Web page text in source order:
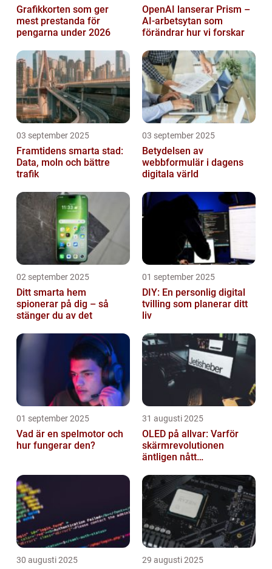
Grafikkorten som ger
mest prestanda för
pengarna under 2026
OpenAI lanserar Prism –
AI-arbetsytan som
förändrar hur vi forskar
03 september 2025
Framtidens smarta stad:
Data, moln och bättre
trafik
03 september 2025
Betydelsen av
webbformulär i dagens
digitala värld
02 september 2025
Ditt smarta hem
spionerar på dig – så
stänger du av det
01 september 2025
DIY: En personlig digital
tvilling som planerar ditt
liv
01 september 2025
Vad är en spelmotor och
hur fungerar den?
31 augusti 2025
OLED på allvar: Varför
skärmrevolutionen
äntligen nått
30 augusti 2025 29 augusti 2025